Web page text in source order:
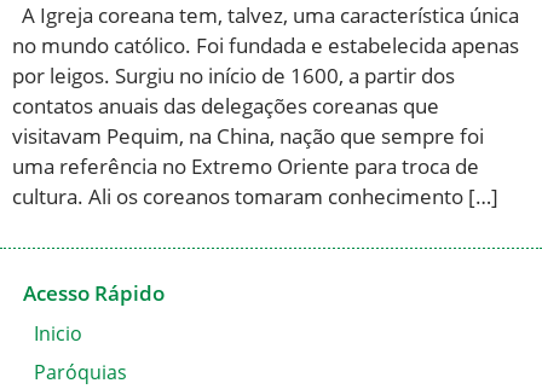
A Igreja coreana tem, talvez, uma característica única
no mundo católico. Foi fundada e estabelecida apenas
por leigos. Surgiu no início de 1600, a partir dos
contatos anuais das delegações coreanas que
visitavam Pequim, na China, nação que sempre foi
uma referência no Extremo Oriente para troca de
cultura. Ali os coreanos tomaram conhecimento […]
Acesso Rápido
Inicio
Paróquias